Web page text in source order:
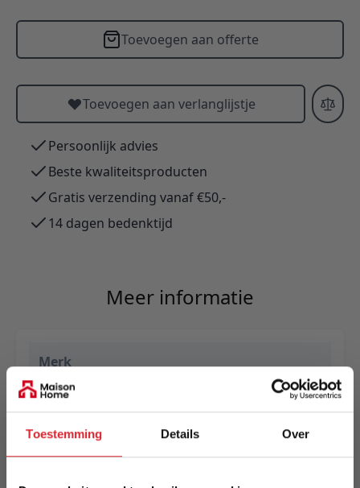
Toestemming Details Over
Toevoegen aan offerte
Toevoegen aan verlanglijstje
Persoonlijk advies
Beste kwaliteitsproducten
Gratis verzending vanaf €50,-
14 dagen bedenktijd
Meer informatie
Merk
Innovation Living
5700110827942